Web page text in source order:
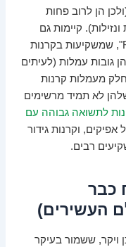
הן לרוב פחות
קיימות גם
קרנות שמכונות "Funds of Hedge Funds", שמשקיעות בקרנות
גובות עמלות (לעיתים
מעמלות קרנות
לא תמיד מרשימים
לתשואה גבוהה עם
אפיקים, וקרנות גידור
רבים.
כבר
העשירים)
ויקר, ששמור בעיקר